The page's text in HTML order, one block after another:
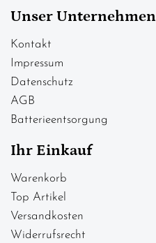
Unser Unternehmen
Kontakt
Impressum
Datenschutz
AGB
Batterieentsorgung
Ihr Einkauf
Warenkorb
Top Artikel
Versandkosten
Widerrufsrecht